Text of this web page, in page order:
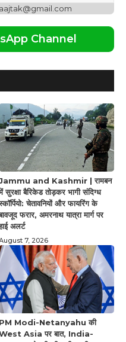
Channel
and Kashmir | रामबन
सुरक्षा बैरिकेड तोड़कर भागी संदिग्ध
चेतावनियों और फायरिंग के
फरार, अमरनाथ यात्रा मार्ग पर
अलर्ट
7, 2026
PM Modi-Netanyahu की
Asia पर बात, India-